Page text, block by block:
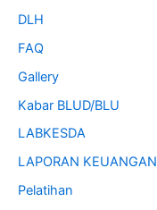
DLH
FAQ
Gallery
Kabar BLUD/BLU
LABKESDA
LAPORAN KEUANGAN
Pelatihan